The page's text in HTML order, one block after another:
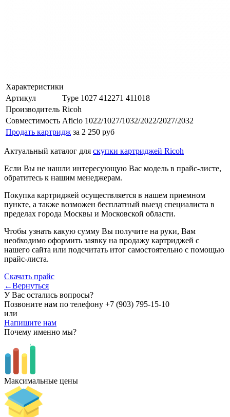
Характеристики
Артикул
Type 1027 412271 411018
Производитель Ricoh
Совместимость Aficio 1022/1027/1032/2022/2027/2032
Продать картридж за 2 250 руб
Актуальный каталог для скупки картриджей Ricoh
Если Вы не нашли интересующую Вас модель в прайс-листе,
обратитесь к нашим менеджерам.
Покупка картриджей осуществляется в нашем приемном
пункте, а также возможен бесплатный выезд специалиста в
пределах города Москвы и Московской области.
Чтобы узнать какую сумму Вы получите на руки, Вам
необходимо оформить заявку на продажу картриджей с
нашего сайта или подсчитать итог самостоятельно с помощью
прайс-листа.
Скачать прайс
←Вернуться
У Вас остались вопросы?
Позвоните нам по телефону +7 (903) 795-15-10
или
Напишите нам
Почему именно мы?
Максимальные цены